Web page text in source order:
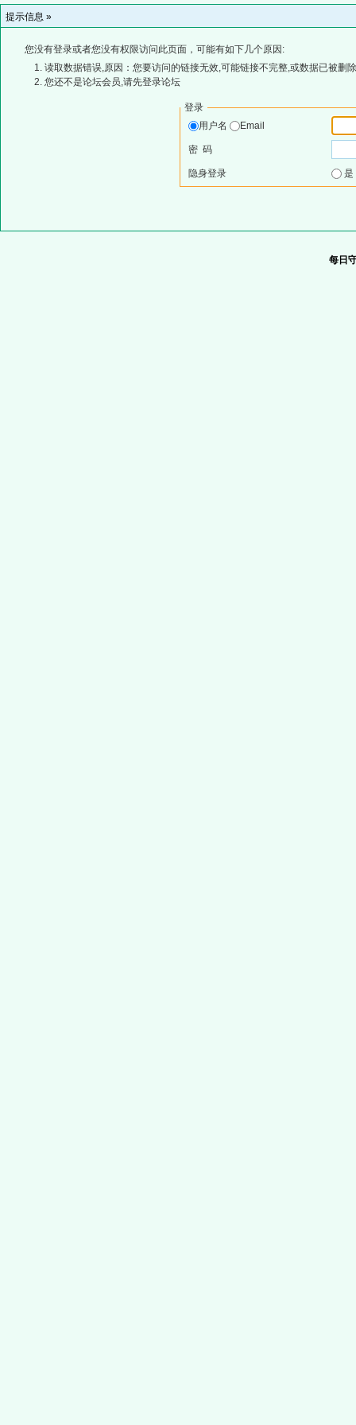
提示信息 »
您没有登录或者您没有权限访问此页面，可能有如下几个原因:
读取数据错误,原因：您要访问的链接无效,可能链接不完整,或数据已被删
您还不是论坛会员,请先登录论坛
登录
用户名
Email
密 码
隐身登录
每日